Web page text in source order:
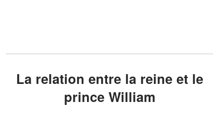
La relation entre la reine et le
prince William